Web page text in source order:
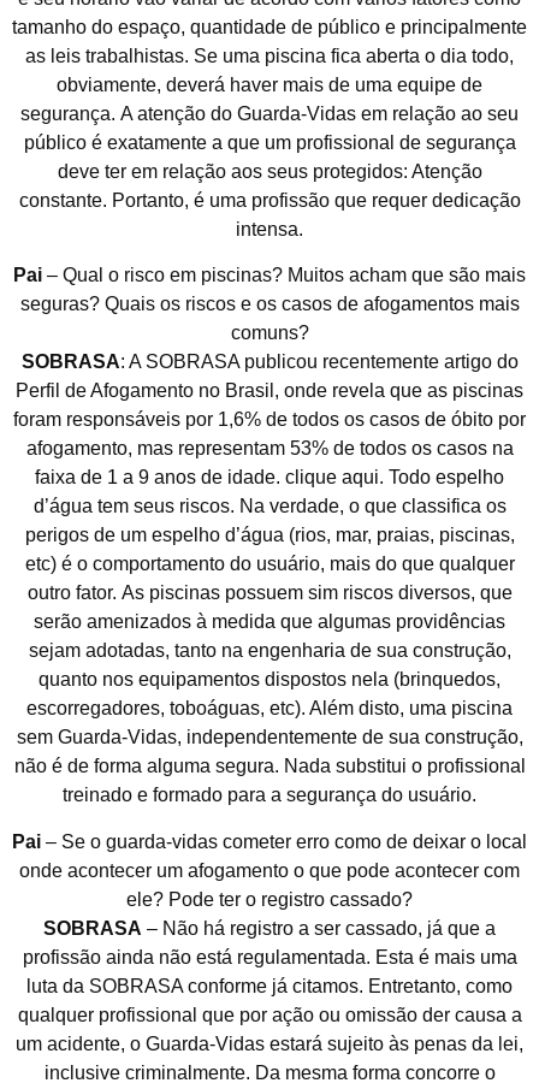
tamanho do espaço, quantidade de público e principalmente
as leis trabalhistas. Se uma piscina fica aberta o dia todo,
obviamente, deverá haver mais de uma equipe de
segurança. A atenção do Guarda-Vidas em relação ao seu
público é exatamente a que um profissional de segurança
deve ter em relação aos seus protegidos: Atenção
constante. Portanto, é uma profissão que requer dedicação
intensa.
Pai – Qual o risco em piscinas? Muitos acham que são mais
seguras? Quais os riscos e os casos de afogamentos mais
comuns?
SOBRASA: A SOBRASA publicou recentemente artigo do
Perfil de Afogamento no Brasil, onde revela que as piscinas
foram responsáveis por 1,6% de todos os casos de óbito por
afogamento, mas representam 53% de todos os casos na
faixa de 1 a 9 anos de idade. clique aqui. Todo espelho
d’água tem seus riscos. Na verdade, o que classifica os
perigos de um espelho d’água (rios, mar, praias, piscinas,
etc) é o comportamento do usuário, mais do que qualquer
outro fator. As piscinas possuem sim riscos diversos, que
serão amenizados à medida que algumas providências
sejam adotadas, tanto na engenharia de sua construção,
quanto nos equipamentos dispostos nela (brinquedos,
escorregadores, toboáguas, etc). Além disto, uma piscina
sem Guarda-Vidas, independentemente de sua construção,
não é de forma alguma segura. Nada substitui o profissional
treinado e formado para a segurança do usuário.
Pai – Se o guarda-vidas cometer erro como de deixar o local
onde acontecer um afogamento o que pode acontecer com
ele? Pode ter o registro cassado?
SOBRASA – Não há registro a ser cassado, já que a
profissão ainda não está regulamentada. Esta é mais uma
luta da SOBRASA conforme já citamos. Entretanto, como
qualquer profissional que por ação ou omissão der causa a
um acidente, o Guarda-Vidas estará sujeito às penas da lei,
inclusive criminalmente. Da mesma forma concorre o